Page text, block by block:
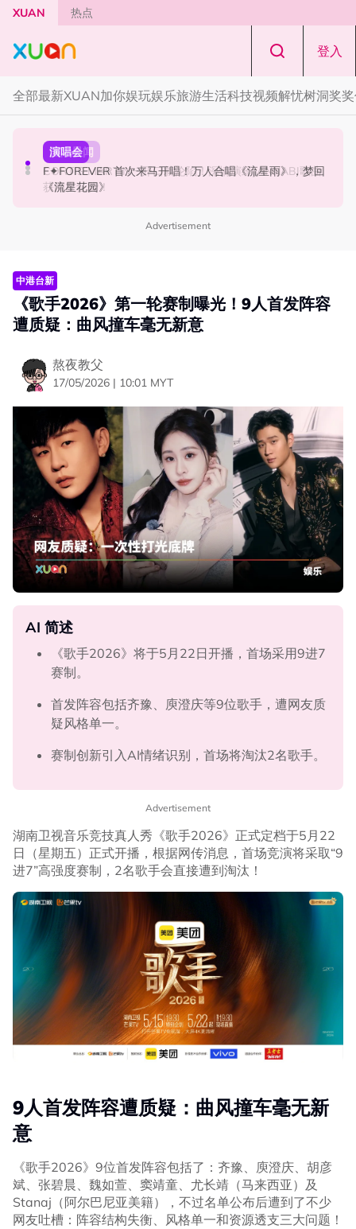
Skip to main content
XUAN 热点
登入
全部最新XUAN加你娱玩娱乐旅游生活科技视频解忧树洞奖
国际星闻
张员瑛频陷耍大牌争议！首度吐心声：真相终究会浮出水
面！
演唱会
F✦FOREVER 首次来马开唱！万人合唱《流星雨》，梦回
《流星花园》
国际星闻
CORTIS MARTIN一开口就沦陷！深情演绎JANNABI歌曲
获网友狂赞！
Advertisement
中港台新
《歌手2026》第一轮赛制曝光！9人首发阵容
遭质疑：曲风撞车毫无新意
熬夜教父
17/05/2026 | 10:01 MYT
AI 简述
《歌手2026》将于5月22日开播，首场采用9进7
赛制。
首发阵容包括齐豫、庾澄庆等9位歌手，遭网友质
疑风格单一。
赛制创新引入AI情绪识别，首场将淘汰2名歌手。
Advertisement
湖南卫视音乐竞技真人秀《歌手2026》正式定档于5月22
日（星期五）正式开播，根据网传消息，首场竞演将采取“9
进7”高强度赛制，2名歌手会直接遭到淘汰！
9人首发阵容遭质疑：曲风撞车毫无新
意
《歌手2026》9位首发阵容包括了：齐豫、庾澄庆、胡彦
斌、张碧晨、魏如萱、窦靖童、尤长靖（马来西亚）及
Stanaj（阿尔巴尼亚美籍），不过名单公布后遭到了不少
网友吐槽：阵容结构失衡、风格单一和资源透支三大问题！